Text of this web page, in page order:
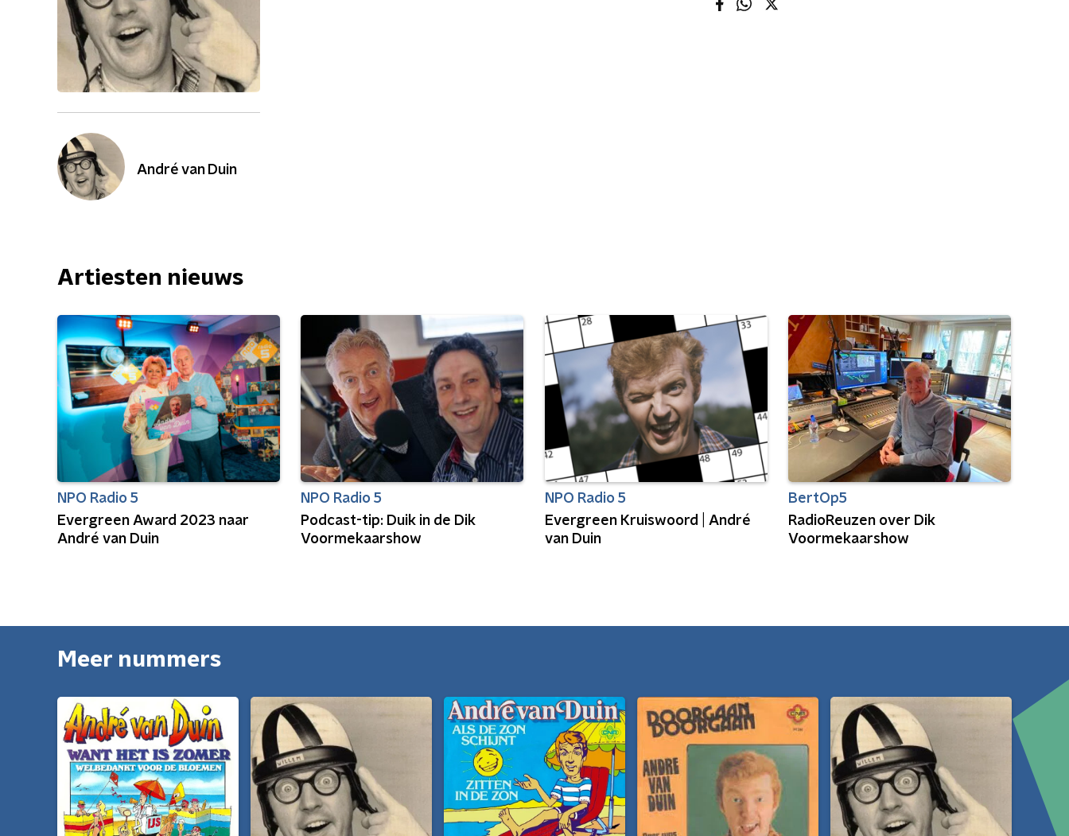
André van Duin
Artiesten nieuws
NPO Radio 5
Evergreen Award 2023 naar
André van Duin
NPO Radio 5
Podcast-tip: Duik in de Dik
Voormekaarshow
NPO Radio 5
Evergreen Kruiswoord | André
van Duin
BertOp5
RadioReuzen over Dik
Voormekaarshow
Meer nummers